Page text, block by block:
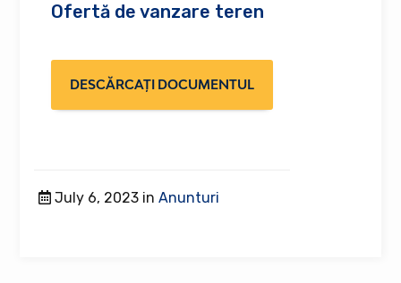
Ofertă de vanzare teren
DESCĂRCAȚI DOCUMENTUL
July 6, 2023 inAnunturi